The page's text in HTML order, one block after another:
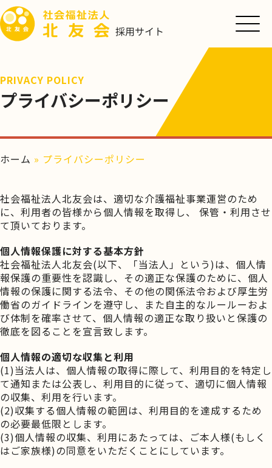
PRIVACY POLICY
プライバシーポリシー
ホーム » プライバシーポリシー
社会福祉法人北友会は、適切な介護福祉事業運営のため
に、利用者の皆様から個人情報を取得し、 保管・利用させ
て頂いております。
個人情報保護に対する基本方針
社会福祉法人北友会(以下、「当法人」という)は、個人情
報保護の重要性を認識し、その適正な保護のために、個人
情報の保護に関する法令、その他の関係法令および厚生労
働省のガイドラインを遵守し、また自主的なルールーおよ
び体制を確率させて、個人情報の適正な取り扱いと保護の
徹底を図ることを宣言致します。
個人情報の適切な収集と利用
(1)当法人は、個人情報の取得に際して、利用目的を特定し
て通知または公表し、利用目的に従って、適切に個人情報
の収集、利用を行います。
(2)収集する個人情報の範囲は、利用目的を達成するため
の必要最低限とします。
(3)個人情報の収集、利用にあたっては、ご本人様(もしく
はご家族様)の同意をいただくことにしています。